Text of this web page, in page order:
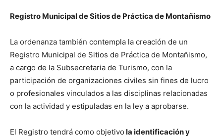
Registro Municipal de Sitios de Práctica de Montañismo
La ordenanza también contempla la creación de un
Registro Municipal de Sitios de Práctica de Montañismo,
a cargo de la Subsecretaria de Turismo, con la
participación de organizaciones civiles sin fines de lucro
o profesionales vinculados a las disciplinas relacionadas
con la actividad y estipuladas en la ley a aprobarse.
El Registro tendrá como objetivo la identificación y